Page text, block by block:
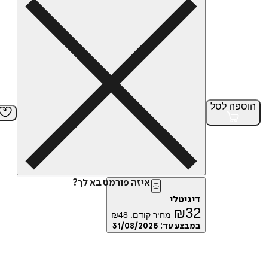
הוספה לסל
איזה פורמט בא לך?
דיגיטלי
₪32 מחיר קודם: ₪48
במבצע עד: 31/08/2026